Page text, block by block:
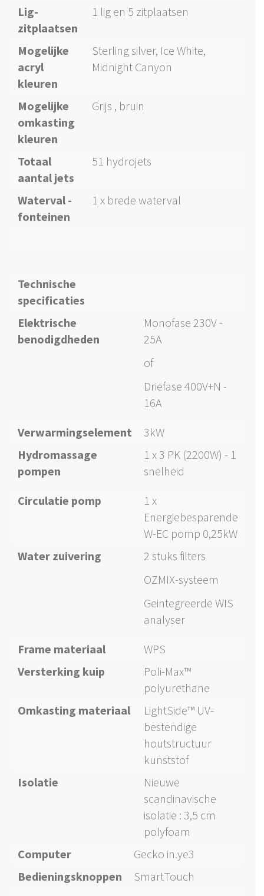
Lig-
zitplaatsen
1 lig en 5 zitplaatsen
Mogelijke
acryl
kleuren
Sterling silver, Ice White,
Midnight Canyon
Mogelijke
omkasting
kleuren
Grijs , bruin
Totaal
aantal jets
51 hydrojets
Waterval -
fonteinen
1 x brede waterval
Technische
specificaties
Elektrische
benodigdheden
Monofase 230V -
25A
of
Driefase 400V+N -
16A
Verwarmingselement
3kW
Hydromassage
pompen
1 x 3 PK (2200W) - 1
snelheid
Circulatie pomp
1 x
Energiebesparende
W-EC pomp 0,25kW
Water zuivering
2 stuks filters
OZMIX-systeem
Geintegreerde WIS
analyser
Frame materiaal
WPS
Versterking kuip
Poli-Max™
polyurethane
Omkasting materiaal
LightSide™ UV-
bestendige
houtstructuur
kunststof
Isolatie
Nieuwe
scandinavische
isolatie : 3,5 cm
polyfoam
Computer
Gecko in.ye3
Bedieningsknoppen
SmartTouch